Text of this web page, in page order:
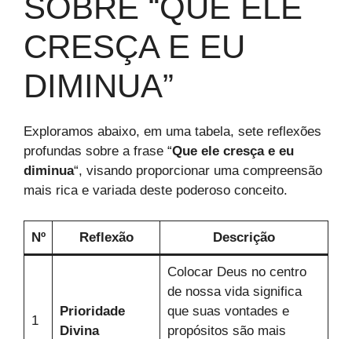
SOBRE “QUE ELE
CRESÇA E EU
DIMINUA”
Exploramos abaixo, em uma tabela, sete reflexões
profundas sobre a frase “Que ele cresça e eu
diminua“, visando proporcionar uma compreensão
mais rica e variada deste poderoso conceito.
Nº Reflexão Descrição
1
Prioridade
Divina
Colocar Deus no centro
de nossa vida significa
que suas vontades e
propósitos são mais